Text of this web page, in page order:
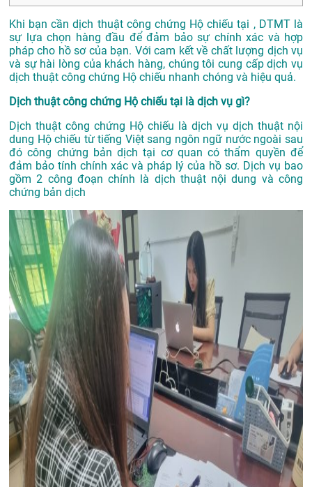
Khi bạn cần dịch thuật công chứng Hộ chiếu tại , DTMT là
sự lựa chọn hàng đầu để đảm bảo sự chính xác và hợp
pháp cho hồ sơ của bạn. Với cam kết về chất lượng dịch vụ
và sự hài lòng của khách hàng, chúng tôi cung cấp dịch vụ
dịch thuật công chứng Hộ chiếu nhanh chóng và hiệu quả.
Dịch thuật công chứng Hộ chiếu tại là dịch vụ gì?
Dịch thuật công chứng Hộ chiếu là dịch vụ dịch thuật nội
dung Hộ chiếu từ tiếng Việt sang ngôn ngữ nước ngoài sau
đó công chứng bản dịch tại cơ quan có thẩm quyền để
đảm bảo tính chính xác và pháp lý của hồ sơ. Dịch vụ bao
gồm 2 công đoạn chính là dịch thuật nội dung và công
chứng bản dịch